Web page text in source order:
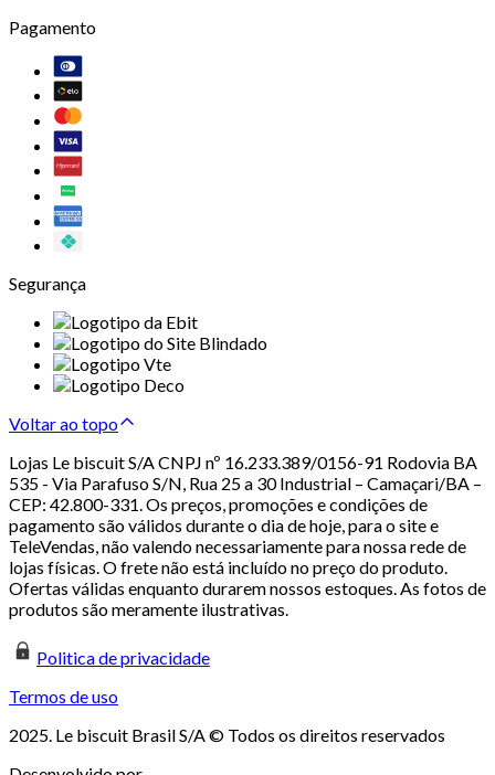
Pagamento
Segurança
Voltar ao topo
Lojas Le biscuit S/A CNPJ nº 16.233.389/0156-91 Rodovia BA
535 - Via Parafuso S/N, Rua 25 a 30 Industrial – Camaçari/BA –
CEP: 42.800-331. Os preços, promoções e condições de
pagamento são válidos durante o dia de hoje, para o site e
TeleVendas, não valendo necessariamente para nossa rede de
lojas físicas. O frete não está incluído no preço do produto.
Ofertas válidas enquanto durarem nossos estoques. As fotos de
produtos são meramente ilustrativas.
Politica de privacidade
Termos de uso
2025. Le biscuit Brasil S/A © Todos os direitos reservados